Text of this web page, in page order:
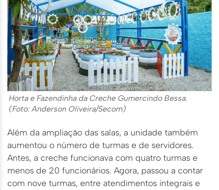
Horta e Fazendinha da Creche Gumercindo Bessa.
(Foto: Anderson Oliveira/Secom)
Além da ampliação das salas, a unidade também
aumentou o número de turmas e de servidores.
Antes, a creche funcionava com quatro turmas e
menos de 20 funcionários. Agora, passou a contar
com nove turmas, entre atendimentos integrais e